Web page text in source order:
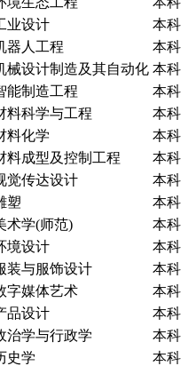
业设计
本科
器人工程
本科
械设计制造及其自动化 本科
能制造工程
本科
料科学与工程
本科
料化学
本科
料成型及控制工程
本科
觉传达设计
本科
塑
本科
术学(师范)
本科
境设计
本科
装与服饰设计
本科
字媒体艺术
本科
品设计
本科
治学与行政学
本科
史学
本科